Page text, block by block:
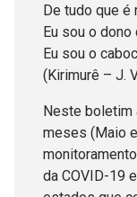
De tudo que é
Eu sou o dono
Eu sou o
(Kirimurê – J.
Neste boletim
meses (Maio
da COVID-19